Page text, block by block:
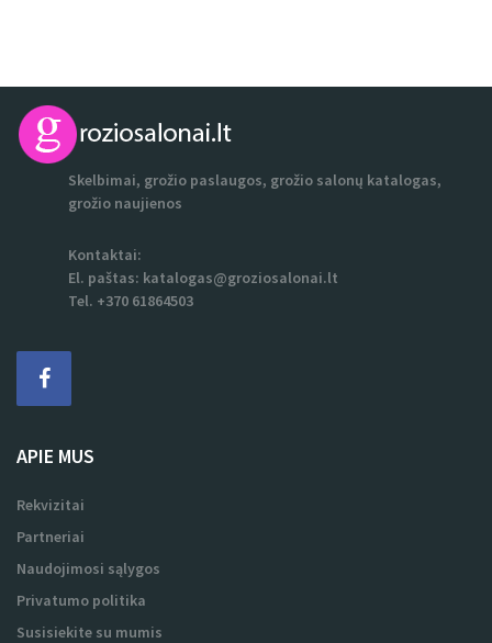
Skelbimai, grožio paslaugos, grožio salonų katalogas,
grožio naujienos
Kontaktai:
El. paštas: katalogas@groziosalonai.lt
Tel. +370 61864503
APIE MUS
Rekvizitai
Partneriai
Naudojimosi sąlygos
Privatumo politika
Susisiekite su mumis